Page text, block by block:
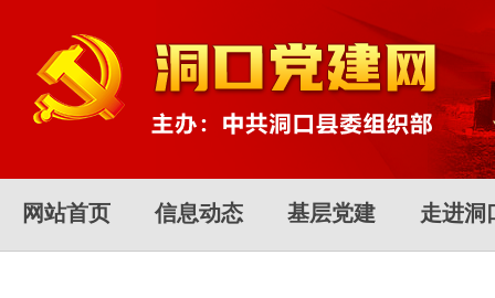
网站首页 信息动态 基层党建 走进洞